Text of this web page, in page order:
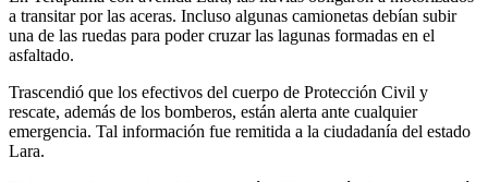
a transitar por las aceras. Incluso algunas camionetas debían subir
una de las ruedas para poder cruzar las lagunas formadas en el
asfaltado.
Trascendió que los efectivos del cuerpo de Protección Civil y
rescate, además de los bomberos, están alerta ante cualquier
emergencia. Tal información fue remitida a la ciudadanía del estado
Lara.